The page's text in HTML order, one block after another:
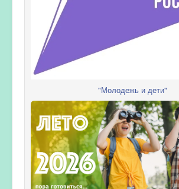
"Молодежь и дети"